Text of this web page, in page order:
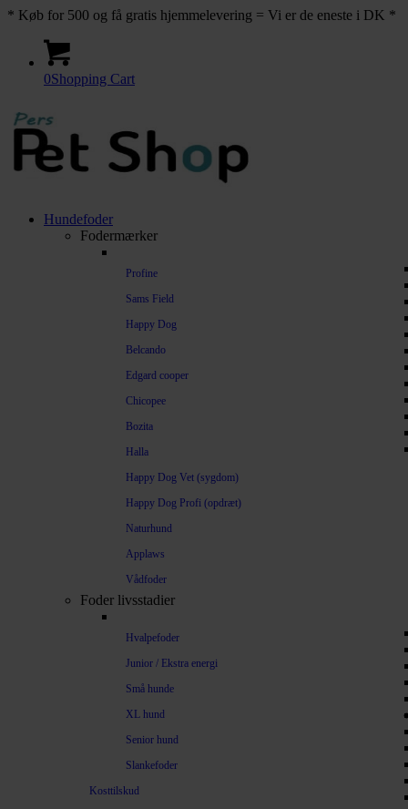
* Køb for 500 og få gratis hjemmelevering = Vi er de eneste i DK *
0Shopping Cart
Hundefoder
Fodermærker
Profine
Sams Field
Happy Dog
Belcando
Edgard cooper
Chicopee
Bozita
Halla
Happy Dog Vet (sygdom)
Happy Dog Profi (opdræt)
Naturhund
Applaws
Vådfoder
Foder livsstadier
Hvalpefoder
Junior / Ekstra energi
Små hunde
XL hund
Senior hund
Slankefoder
Kosttilskud